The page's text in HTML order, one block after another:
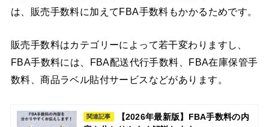
は、販売手数料に加えてFBA手数料もかかるためです。
販売手数料はカテゴリーによって若干変わりますし、
FBA手数料には、FBA配送代行手数料、FBA在庫保管手
数料、商品ラベル貼付サービスなどがあります。
関連記事
【2026年最新版】FBA手数料の内